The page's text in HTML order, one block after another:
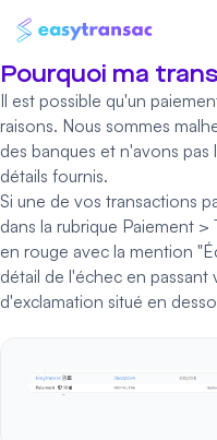
Pourquoi ma
Il est possible qu'un
raisons. Nous sommes
des banques et n'avons pas
détails fournis.
Si une de vos transactions
dans la rubrique Paiement
en rouge avec la mention
détail de l'échec en
d'exclamation situé en